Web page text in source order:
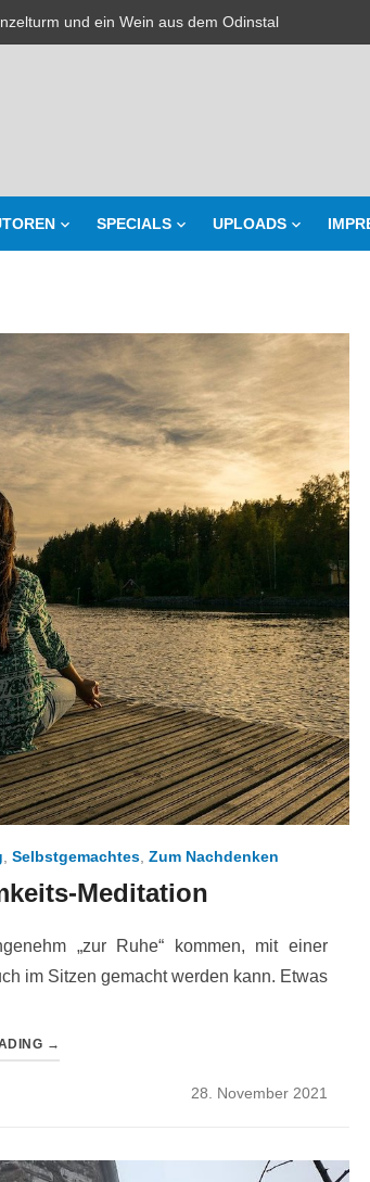
2
– Willi Brausch – Die Jungwinzer (in Mundart)
Hut und die Pferdestärke aus Weisenheim
SPECIALS UPLOADS
Selbstgemachtes, Zum Nachdenken
Meditation
„zur Ruhe“ kommen, mit einer
im Sitzen gemacht werden kann. Etwas
→
Posted
28. November 2021